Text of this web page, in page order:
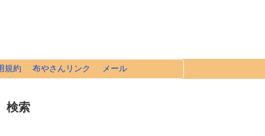
規約 布やさんリンク メール
検索